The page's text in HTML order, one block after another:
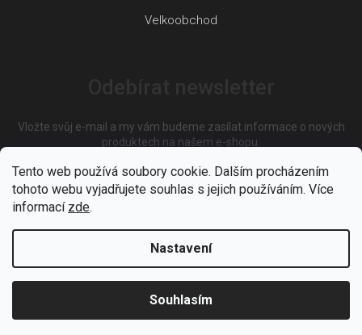
Tento web používá soubory cookie. Dalším procházením
tohoto webu vyjadřujete souhlas s jejich používáním. Více
informací zde.
Nastavení
Souhlasím
Velkoobchod
Vložte svůj e-mail a my vám budeme zasílat informace o nových
produktech na našem e-shopu.
E-mail
Vložením e-mailu souhlasíte spodmínkami ochrany osobních
údajů
PŘIHLÁSIT SE